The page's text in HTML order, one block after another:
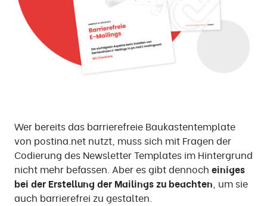
Wer bereits das barrierefreie Baukastentemplate
von postina.net nutzt, muss sich mit Fragen der
Codierung des Newsletter Templates im Hintergrund
nicht mehr befassen. Aber es gibt dennoch einiges
bei der Erstellung der Mailings zu beachten, um sie
auch barrierefrei zu gestalten.